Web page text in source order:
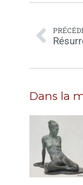
Dans la